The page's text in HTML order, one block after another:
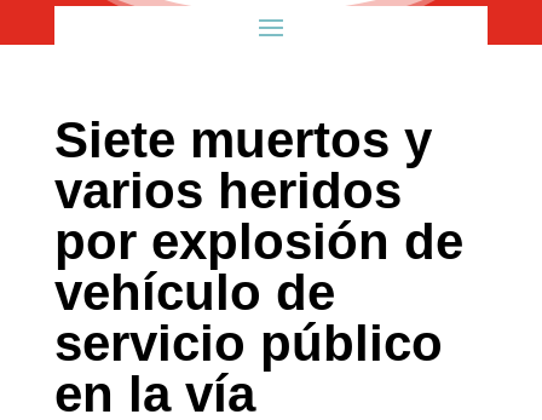
Siete muertos y
varios heridos
por explosión de
vehículo de
servicio público
en la vía